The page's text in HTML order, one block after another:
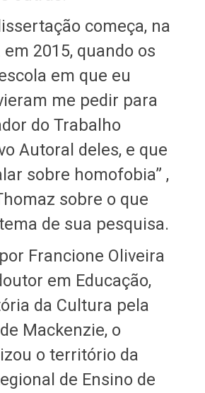
começa, na
em 2015, quando os
em que eu
me pedir para
do Trabalho
Autoral deles, e que
sobre homofobia” ,
sobre o que
de sua pesquisa.
Francione Oliveira
em Educação,
da Cultura pela
Mackenzie, o
o território da
de Ensino de